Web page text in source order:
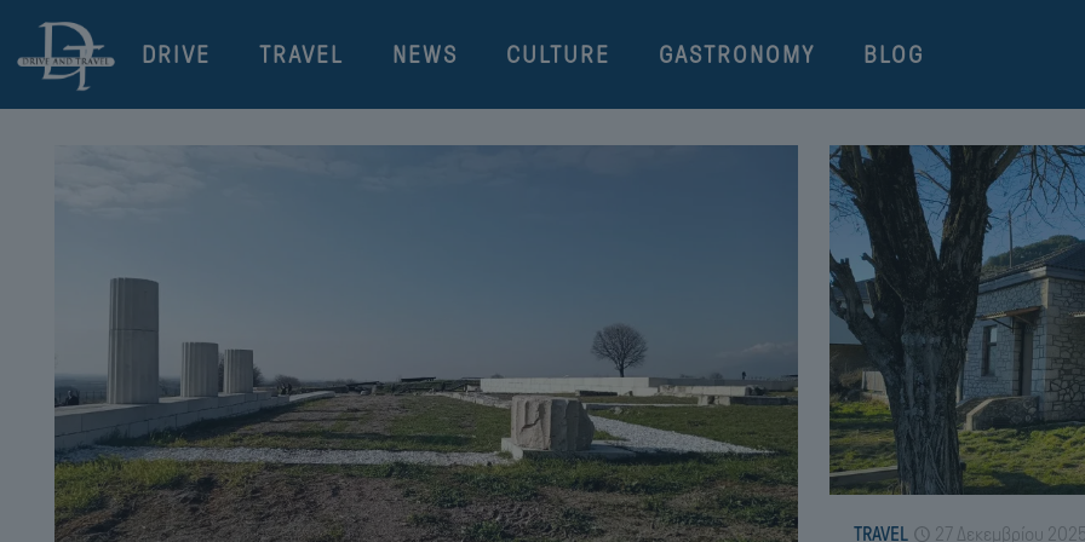
DRIVE TRAVEL NEWS CULTURE GASTRONOMY BLOG
TRAVEL 27 Δεκεμβρίου